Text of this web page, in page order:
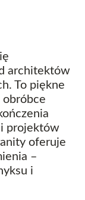
architektów
To piękne
projektów
oferuje
–
i